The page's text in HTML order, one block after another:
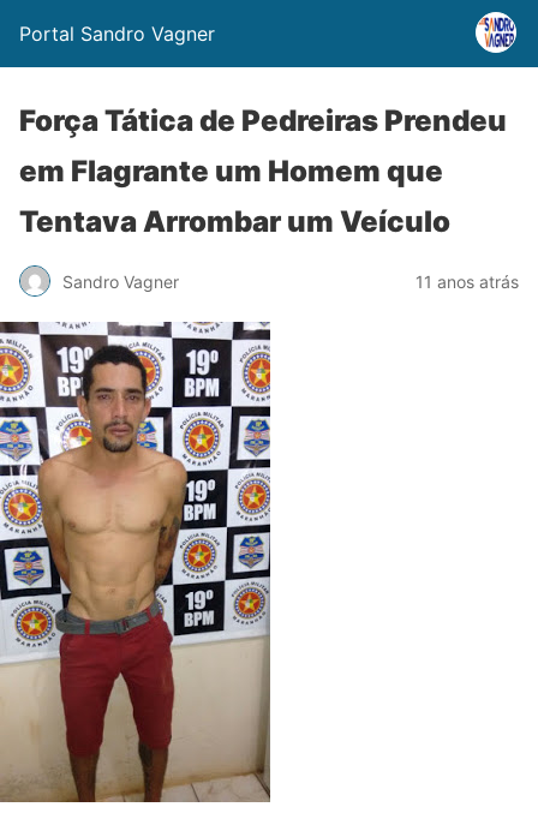
Portal Sandro Vagner
Força Tática de Pedreiras Prendeu
em Flagrante um Homem que
Tentava Arrombar um Veículo
Sandro Vagner 11 anos atrás